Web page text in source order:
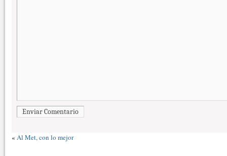
Enviar Comentario
« Al Met, con lo mejor